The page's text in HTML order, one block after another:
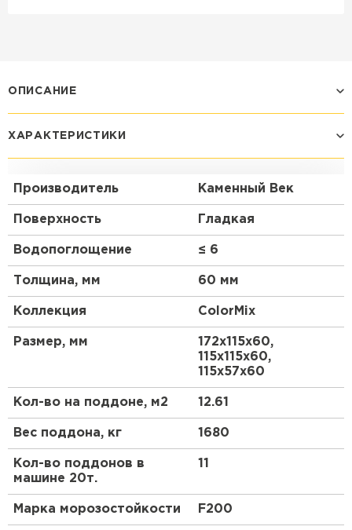
ОПИСАНИЕ
ХАРАКТЕРИСТИКИ
Производитель Каменный Век
Поверхность Гладкая
Водопоглощение ≤ 6
Толщина, мм 60 мм
Коллекция ColorMix
Размер, мм
172х115х60,
115х115х60,
115х57х60
Кол-во на поддоне, м2 12.61
Вес поддона, кг 1680
Кол-во поддонов в
машине 20т.
11
Марка морозостойкости F200